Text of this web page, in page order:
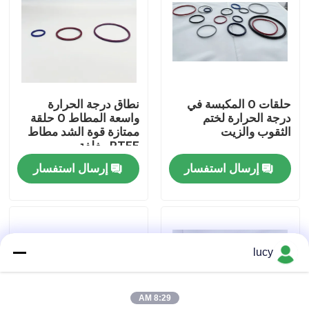
حول بنا
ضبط الجودة
اتصل بنا
جميع القضايا
حلقات O المكبسة في
درجة الحرارة لختم
الثقوب والزيت
إرسال استفسار
نطاق درجة الحرارة
واسعة المطاط O حلقة
ممتازة قوة الشد مطاط
PTFE مغلفة
إرسال استفسار
lucy
8:29 AM